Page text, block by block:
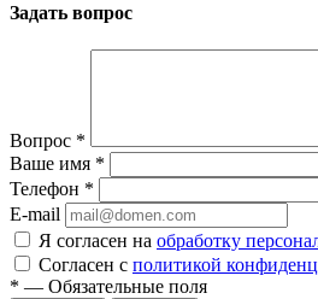
Задать вопрос
Вопрос *
Ваше имя *
Телефон *
E-mail
Я согласен на обработку
Согласен с политикой
* — Обязательные поля